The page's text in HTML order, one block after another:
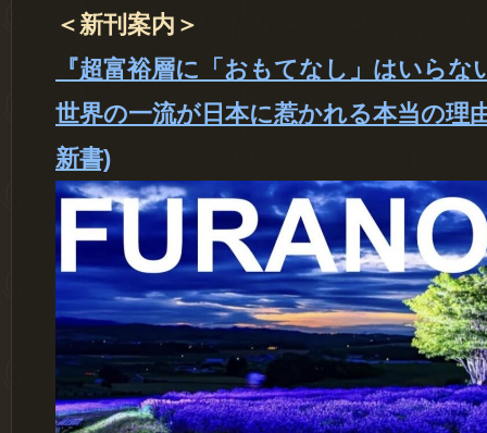
＜新刊案内＞
『超富裕層に「おもてなし」はいらな
世界の一流が日本に惹かれる本当の理
新書)